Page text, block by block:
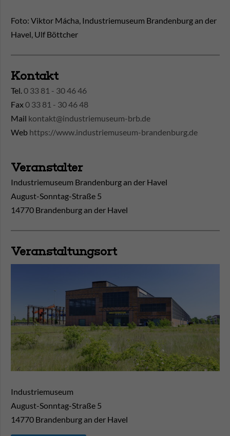
Foto: Viktor Mácha, Industriemuseum Brandenburg an der
Havel, Ulf Böttcher
Kontakt
Tel.0 33 81 - 30 46 46
Fax0 33 81 - 30 46 48
Mail kontakt@industriemuseum-brb.de
Web https://www.industriemuseum-brandenburg.de
Veranstalter
Industriemuseum Brandenburg an der Havel
August-Sonntag-Straße 5
14770 Brandenburg an der Havel
Veranstaltungsort
Industriemuseum
August-Sonntag-Straße 5
14770 Brandenburg an der Havel